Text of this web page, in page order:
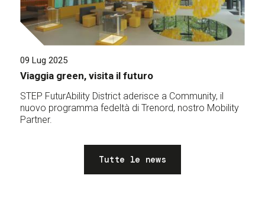
09 Lug 2025
Viaggia green, visita il futuro
STEP FuturAbility District aderisce a Community, il
nuovo programma fedeltà di Trenord, nostro Mobility
Partner.
Tutte le news